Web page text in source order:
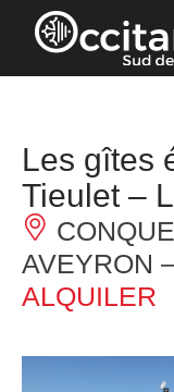
Panel de gestión de
Les gîtes
Tieulet –
AVEYRON
ALQUILER